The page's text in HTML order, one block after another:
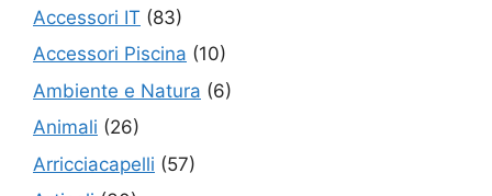
Accessori IT (83)
Accessori Piscina (10)
Ambiente e Natura (6)
Animali (26)
Arricciacapelli (57)